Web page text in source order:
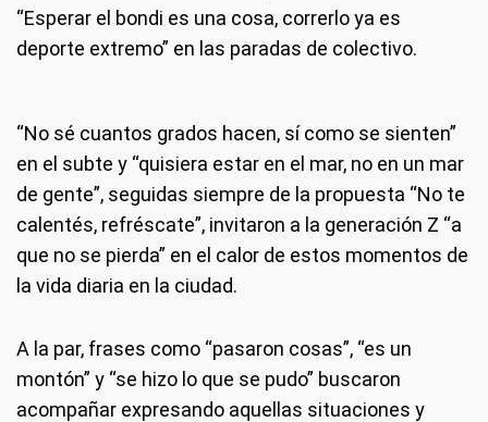
“Esperar el bondi es una cosa, correrlo ya es
deporte extremo” en las paradas de colectivo.
“No sé cuantos grados hacen, sí como se sienten”
en el subte y “quisiera estar en el mar, no en un mar
de gente”, seguidas siempre de la propuesta “No te
calentés, refréscate”, invitaron a la generación Z “a
que no se pierda” en el calor de estos momentos de
la vida diaria en la ciudad.
A la par, frases como “pasaron cosas”, “es un
montón” y “se hizo lo que se pudo” buscaron
acompañar expresando aquellas situaciones y